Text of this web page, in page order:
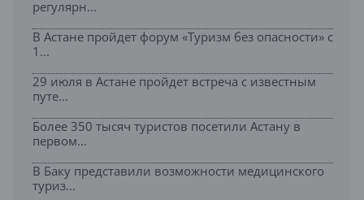
регулярн...
В Астане пройдет форум «Туризм без опасности» с
1...
29 июля в Астане пройдет встреча с известным
путе...
Более 350 тысяч туристов посетили Астану в
первом...
В Баку представили возможности медицинского
туриз...